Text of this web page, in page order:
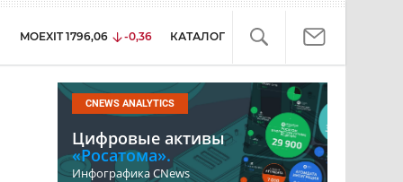
MOEXIT 1796,06 -0,36 КАТАЛОГ
CNEWS ANALYTICS
Цифровые активы
«Росатома».
Инфографика CNews